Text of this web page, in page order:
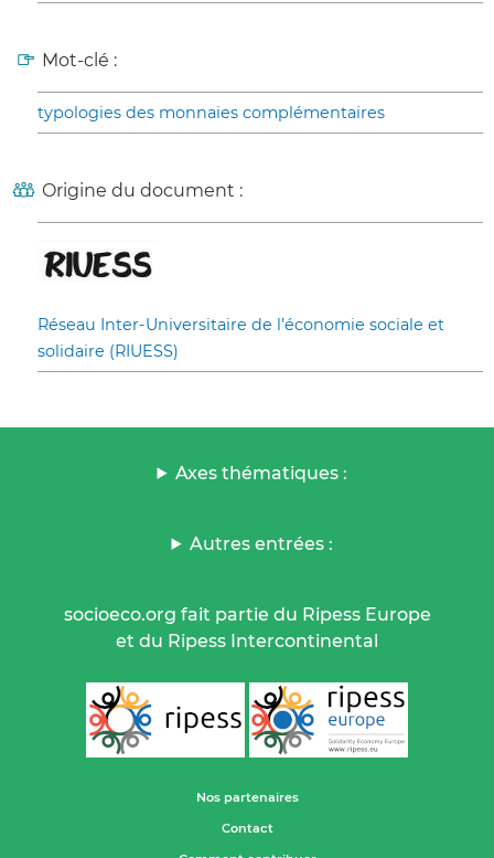
Mot-clé :
typologies des monnaies complémentaires
Origine du document :
Réseau Inter-Universitaire de l’économie sociale et
solidaire (RIUESS)
Axes thématiques :
Autres entrées :
socioeco.org fait partie du Ripess Europe
et du Ripess Intercontinental
Nos partenaires
Contact